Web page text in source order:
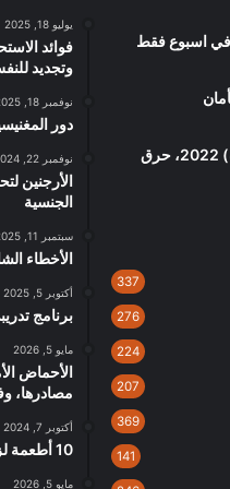
اسبوع فقط
مراجعة مكمل إلترا أوميجا بورن (تحديث) 2022، حرق
337
276
224
207
369
141
يوليو 18, 2025
فوائد
وتجديد
نوفمبر 18, 2025
دور
نوفمبر 22, 2024
الأرجنين
الجنسية
سبتمبر 11, 2025
الأخطاء
أكتوبر 5, 2025
برنامج
مايو 5, 2026
مصادرها،
أكتوبر 7, 2024
10 أطعمة لزيادة الطاقة أثناء التدريب
مايو 5, 2026